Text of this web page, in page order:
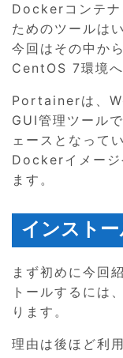
Dockerコンテナ
ためのツールは
今回はその中か
CentOS 7環境へ
Portainerは、
GUI管理ツール
ェースとなって
Dockerイメージ
ます。
インスト
まず初めに今回
トールするには
ります。
理由は後ほど利